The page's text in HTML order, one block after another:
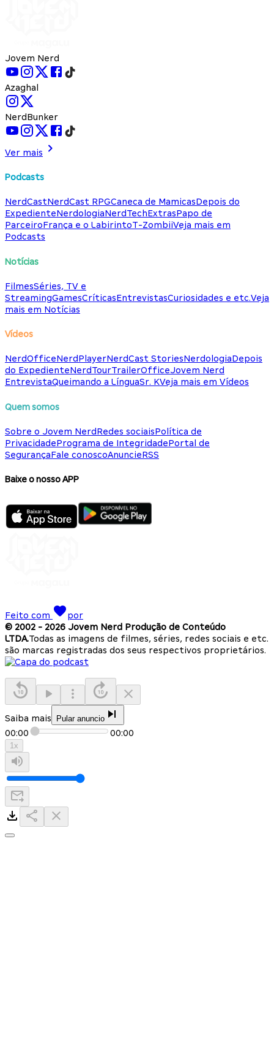
Jovem Nerd
Azaghal
NerdBunker
Ver mais
Podcasts
NerdCastNerdCast RPGCaneca de MamicasDepois do
ExpedienteNerdologiaNerdTechExtrasPapo de
ParceiroFrança e o LabirintoT-ZombiiVeja mais em
Podcasts
Notícias
FilmesSéries, TV e
StreamingGamesCríticasEntrevistasCuriosidades e etc.Veja
mais em Notícias
Vídeos
NerdOfficeNerdPlayerNerdCast StoriesNerdologiaDepois
do ExpedienteNerdTourTrailerOfficeJovem Nerd
EntrevistaQueimando a LínguaSr. KVeja mais em Vídeos
Quem somos
Sobre o Jovem NerdRedes sociaisPolítica de
PrivacidadePrograma de IntegridadePortal de
SegurançaFale conoscoAnuncieRSS
Baixe o nosso APP
Feito com
por
© 2002 - 2026 Jovem Nerd Produção de Conteúdo
LTDA.Todas as imagens de filmes, séries, redes sociais e etc.
são marcas registradas dos seus respectivos proprietários.
Saiba mais Pular anuncio
00:00 00:00
1x